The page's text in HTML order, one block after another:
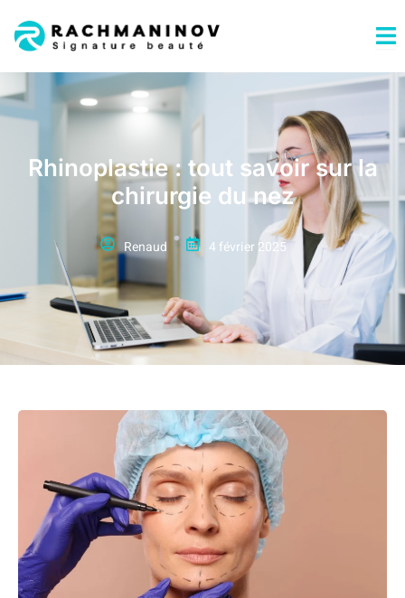
Rhinoplastie : tout savoir sur la
chirurgie du nez
Renaud 4 février 2025